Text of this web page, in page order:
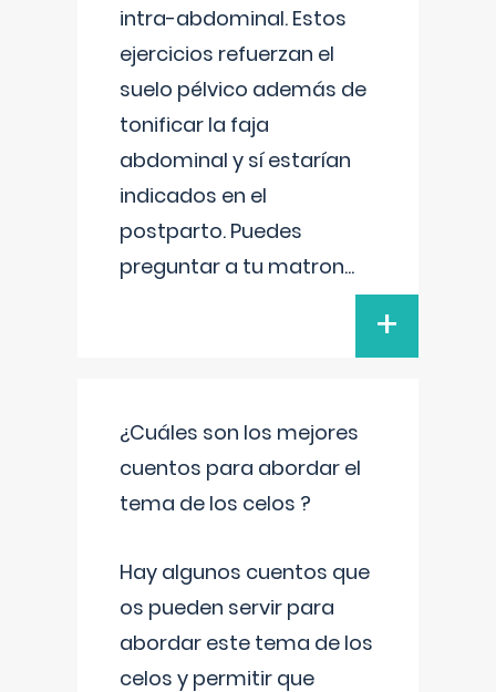
intra-abdominal. Estos
ejercicios refuerzan el
suelo pélvico además de
tonificar la faja
abdominal y sí estarían
indicados en el
postparto. Puedes
preguntar a tu matron...
+
¿Cuáles son los mejores
cuentos para abordar el
tema de los celos ?
Hay algunos cuentos que
os pueden servir para
abordar este tema de los
celos y permitir que